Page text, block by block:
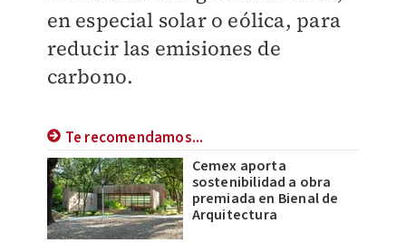
en especial solar o eólica, para
reducir las emisiones de
carbono.
Te recomendamos...
Cemex aporta
sostenibilidad a obra
premiada en Bienal de
Arquitectura